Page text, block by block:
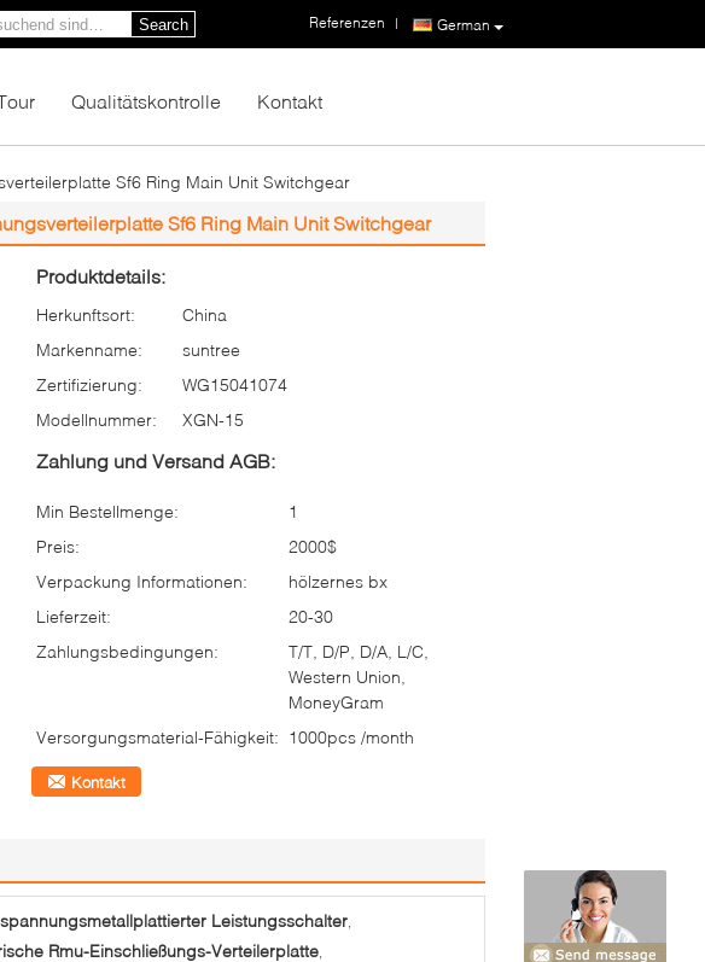
German
Referenzen |
Search
Qualitätskontrolle Kontakt
Sf6 Ring Main Unit Switchgear
Sf6 Ring Main Unit Switchgear
Produktdetails:
Herkunftsort:
China
Markenname:
suntree
Zertifizierung:
WG15041074
Modellnummer:
XGN-15
Zahlung und Versand AGB:
Min Bestellmenge:
1
Preis:
2000$
Verpackung Informationen:
hölzernes bx
Lieferzeit:
20-30
Zahlungsbedingungen:
T/T, D/P, D/A, L/C,
Western Union,
MoneyGram
Versorgungsmaterial-Fähigkeit: 1000pcs /month
Kontakt
Leistungsschalter,
Rmu-Einschließungs-Verteilerplatte,